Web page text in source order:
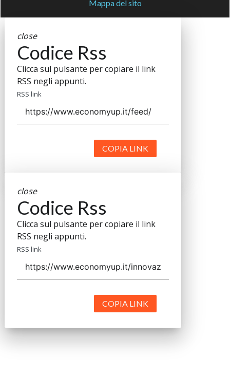
Mappa del sito
close
Codice Rss
Clicca sul pulsante per copiare il link
RSS negli appunti.
RSS link
COPIA LINK
close
Codice Rss
Clicca sul pulsante per copiare il link
RSS negli appunti.
RSS link
COPIA LINK